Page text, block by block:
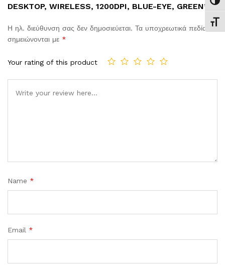
DESKTOP, WIRELESS, 1200DPI, BLUE-EYE, GREEN”
Η ηλ. διεύθυνση σας δεν δημοσιεύεται. Τα υποχρεωτικά πεδία
σημειώνονται με *
Your rating of this product
Name *
Email *